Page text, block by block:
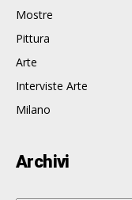
Mostre
Pittura
Arte
Interviste Arte
Milano
Archivi
Archivi